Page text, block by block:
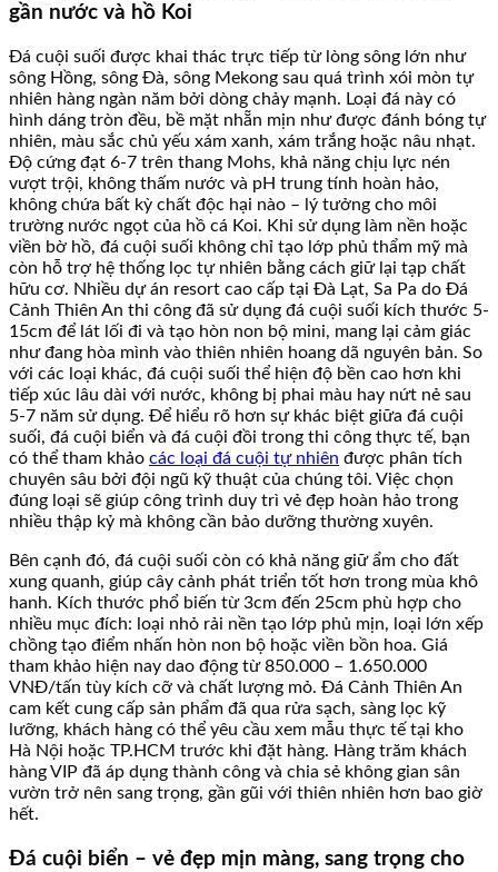
gần nước và hồ Koi
Đá cuội suối được khai thác trực tiếp từ lòng sông lớn như
sông Hồng, sông Đà, sông Mekong sau quá trình xói mòn tự
nhiên hàng ngàn năm bởi dòng chảy mạnh. Loại đá này có
hình dáng tròn đều, bề mặt nhẵn mịn như được đánh bóng tự
nhiên, màu sắc chủ yếu xám xanh, xám trắng hoặc nâu nhạt.
Độ cứng đạt 6-7 trên thang Mohs, khả năng chịu lực nén
vượt trội, không thấm nước và pH trung tính hoàn hảo,
không chứa bất kỳ chất độc hại nào – lý tưởng cho môi
trường nước ngọt của hồ cá Koi. Khi sử dụng làm nền hoặc
viền bờ hồ, đá cuội suối không chỉ tạo lớp phủ thẩm mỹ mà
còn hỗ trợ hệ thống lọc tự nhiên bằng cách giữ lại tạp chất
hữu cơ. Nhiều dự án resort cao cấp tại Đà Lạt, Sa Pa do Đá
Cảnh Thiên An thi công đã sử dụng đá cuội suối kích thước 5-
15cm để lát lối đi và tạo hòn non bộ mini, mang lại cảm giác
như đang hòa mình vào thiên nhiên hoang dã nguyên bản. So
với các loại khác, đá cuội suối thể hiện độ bền cao hơn khi
tiếp xúc lâu dài với nước, không bị phai màu hay nứt nẻ sau
5-7 năm sử dụng. Để hiểu rõ hơn sự khác biệt giữa đá cuội
suối, đá cuội biển và đá cuội đồi trong thi công thực tế, bạn
có thể tham khảo các loại đá cuội tự nhiên được phân tích
chuyên sâu bởi đội ngũ kỹ thuật của chúng tôi. Việc chọn
đúng loại sẽ giúp công trình duy trì vẻ đẹp hoàn hảo trong
nhiều thập kỷ mà không cần bảo dưỡng thường xuyên.
Bên cạnh đó, đá cuội suối còn có khả năng giữ ẩm cho đất
xung quanh, giúp cây cảnh phát triển tốt hơn trong mùa khô
hanh. Kích thước phổ biến từ 3cm đến 25cm phù hợp cho
nhiều mục đích: loại nhỏ rải nền tạo lớp phủ mịn, loại lớn xếp
chồng tạo điểm nhấn hòn non bộ hoặc viền bồn hoa. Giá
tham khảo hiện nay dao động từ 850.000 – 1.650.000
VNĐ/tấn tùy kích cỡ và chất lượng mỏ. Đá Cảnh Thiên An
cam kết cung cấp sản phẩm đã qua rửa sạch, sàng lọc kỹ
lưỡng, khách hàng có thể yêu cầu xem mẫu thực tế tại kho
Hà Nội hoặc TP.HCM trước khi đặt hàng. Hàng trăm khách
hàng VIP đã áp dụng thành công và chia sẻ không gian sân
vườn trở nên sang trọng, gần gũi với thiên nhiên hơn bao giờ
hết.
Đá cuội biển – vẻ đẹp mịn màng, sang trọng cho